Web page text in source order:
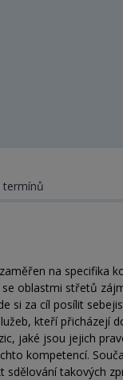
termínů
na specifika
oblastmi střetů
si za cíl posílit
kteří přicházejí
jaké jsou jejich
kompetencí.
takových